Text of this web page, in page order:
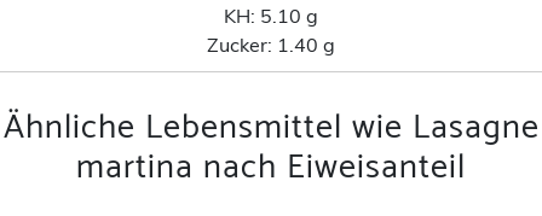
KH: 5.10 g
Zucker: 1.40 g
Ähnliche Lebensmittel wie Lasagne
martina nach Eiweisanteil